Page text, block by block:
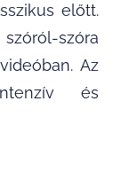
előtt.
szóra
Az
és